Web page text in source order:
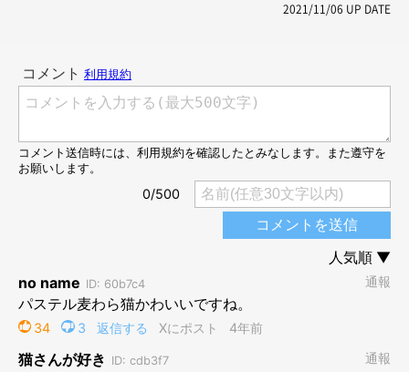
2021/11/06 UP DATE